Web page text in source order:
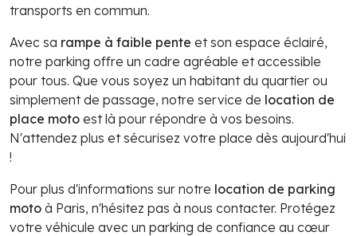
transports en commun.
Avec sa rampe à faible pente et son espace éclairé,
notre parking offre un cadre agréable et accessible
pour tous. Que vous soyez un habitant du quartier ou
simplement de passage, notre service de location de
place moto est là pour répondre à vos besoins.
N'attendez plus et sécurisez votre place dès aujourd'hui
!
Pour plus d'informations sur notre location de parking
moto à Paris, n'hésitez pas à nous contacter. Protégez
votre véhicule avec un parking de confiance au cœur